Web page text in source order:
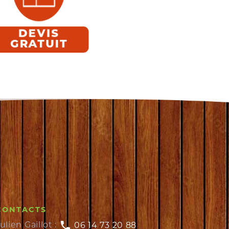
DEVIS
GRATUIT
Gaillot : 06 14 73 20 88